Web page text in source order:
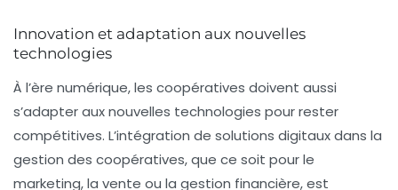
Innovation et adaptation aux nouvelles
technologies
À l’ère numérique, les coopératives doivent aussi
s’adapter aux nouvelles technologies pour rester
compétitives. L’intégration de solutions digitaux dans la
gestion des coopératives, que ce soit pour le
marketing, la vente ou la gestion financière, est